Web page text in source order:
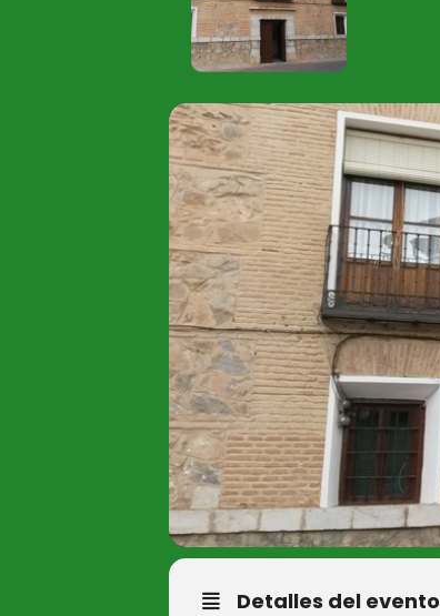
Detalles del evento